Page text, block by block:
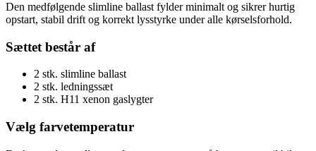
Den medfølgende slimline ballast fylder minimalt og sikrer hurtig
opstart, stabil drift og korrekt lysstyrke under alle kørselsforhold.
Sættet består af
2 stk. slimline ballast
2 stk. ledningssæt
2 stk. H11 xenon gaslygter
Vælg farvetemperatur